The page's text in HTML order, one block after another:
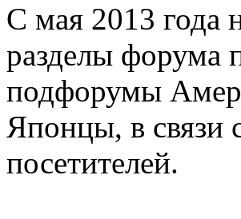
С мая 2013 года
разделы форума
подфорумы
Японцы, в связи
посетителей.